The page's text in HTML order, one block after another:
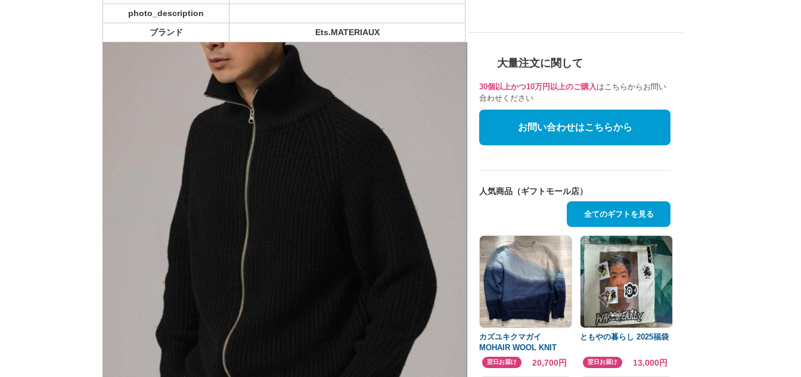
photo_description
ブランド
Ets.MATERIAUX
大量注文に関して
30個以上かつ10万円以上のご購入 はこちらからお問い
合わせください
お問い合わせはこちらから
人気商品（ギフトモール店）
全てのギフトを見る
カズユキクマガイ
MOHAIR WOOL KNIT
翌日お届け 20,700円
ともやの暮らし 2025福袋
翌日お届け 13,000円